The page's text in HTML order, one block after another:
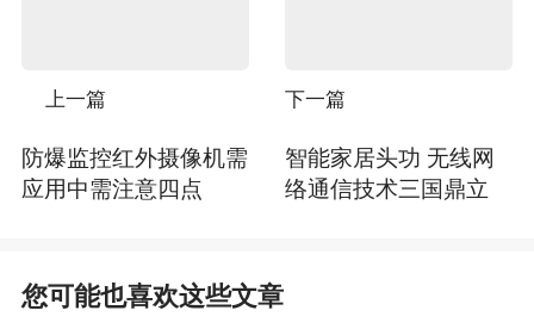
上一篇
防爆监控红外摄像机需
应用中需注意四点
下一篇
智能家居头功 无线网
络通信技术三国鼎立
您可能也喜欢这些文章